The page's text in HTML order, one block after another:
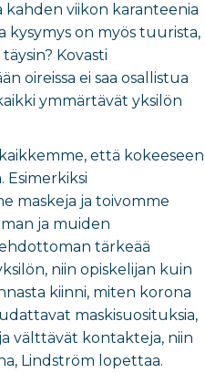
viikon karanteenia
on myös tuurista,
Kovasti
oireissa ei saa osallistua
ymmärtävät yksilön
että kokeeseen
maskeja ja toivomme
ja muiden
tärkeää
niin opiskelijan kuin
kiinni, miten korona
maskisuosituksia,
välttävät kontakteja, niin
Lindström lopettaa.